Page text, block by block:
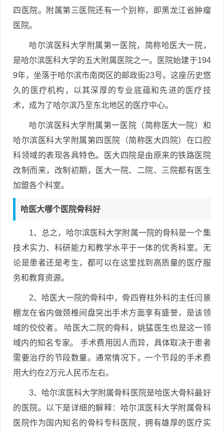
四医院。附属第三医院还有一个别称，即黑龙江省肿瘤
医院。
哈尔滨医科大学附属第一医院，简称哈医大一院，
是哈尔滨医科大学的五大附属医院之一。医院始建于194
9年，坐落于哈尔滨市南岗区的邮政街23号。这座历史悠
久的医疗机构，以其深厚的专业底蕴和先进的医疗技
术，成为了哈尔滨乃至东北地区的医疗中心。
哈尔滨医科大学附属第一医院（简称医大一院）和
哈尔滨医科大学附属第四医院（简称医大四院）在口腔
科领域的表现各具特色。医大四院是由原来的铁路医院
改制而来，改制初期，医大一院、二院、三院都有医生
加盟各个科室。
哈医大哪个医院骨科好
1、总之，哈尔滨医科大学附属一院的骨科是一个集
技术实力、科研能力和教学水平于一体的优秀科室。无
论是患者还是考生，都可以在这里找到高质量的医疗服
务和教育资源。
2、哈医大一院的骨科中，骨四脊柱外科的主任闫景
棚龙在省内做颈椎间盘突出手术方面享有盛誉，是该领
域的佼佼者。 哈医大二院的骨科，姚猛医生也是这一领
域内的知名专家。 手术费用因人而异，具体取决于患者
需要治疗的节段数量。通常情况下，一个节段的手术费
用大约在2万元人民币左右。
3、哈尔滨医科大学附属骨科医院是哈医大骨科最好
的医院。以下是详细的解释：哈尔滨医科大学附属骨科
医院作为国内知名的骨科专科医院，拥有雄厚的医疗实